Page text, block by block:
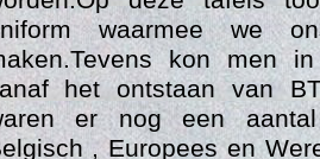
waarmee we
kon men
het ontstaan van
er nog een
, Europees en